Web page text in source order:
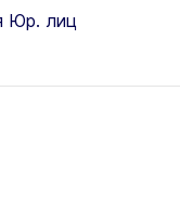
Юр. лиц